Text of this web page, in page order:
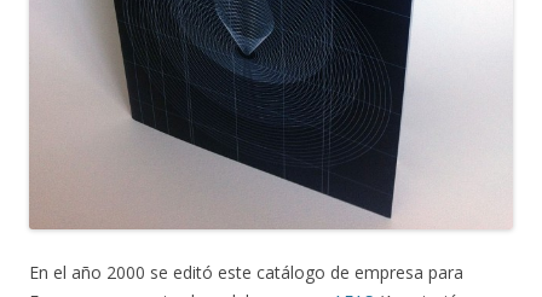
En el año 2000 se editó este catálogo de empresa para